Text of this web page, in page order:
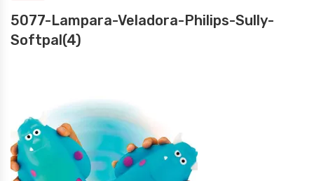
5077-Lampara-Veladora-Philips-Sully-
Softpal(4)